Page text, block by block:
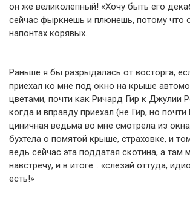
он же великолепный! «Хочу быть его
сейчас фыркнешь и плюнешь, потому что
напонтах корявых.
Раньше я бы разрыдалась от восторга,
приехал ко мне под окно на крыше
цветами, почти как Ричард Гир к Джулии
когда и вправду приехал (не Гир, но
циничная ведьма во мне смотрела из
бухтела о помятой крыше, страховке, и
ведь сейчас эта поддатая скотина, а там
навстречу, и в итоге… «слезай оттуда,
есть!»